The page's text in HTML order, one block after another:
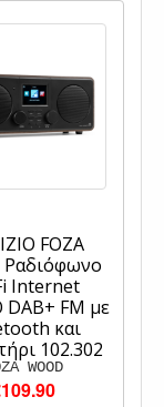
FOZA
Ραδιόφωνο
Internet
DAB+ FM με
και
102.302
WOOD